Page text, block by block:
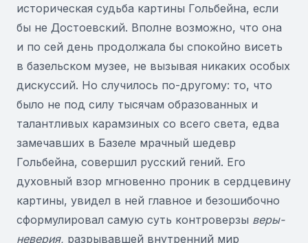
историческая судьба картины Гольбейна, если
бы не Достоевский. Вполне возможно, что она
и по сей день продолжала бы спокойно висеть
в базельском музее, не вызывая никаких особых
дискуссий. Но случилось по-другому: то, что
было не под силу тысячам образованных и
талантливых карамзиных со всего света, едва
замечавших в Базеле мрачный шедевр
Гольбейна, совершил русский гений. Его
духовный взор мгновенно проник в сердцевину
картины, увидел в ней главное и безошибочно
сформулировал самую суть контроверзы веры-
неверия, разрывавшей внутренний мир